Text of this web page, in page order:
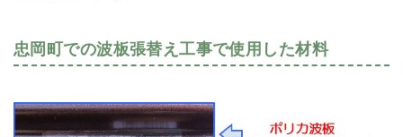
忠岡町での波板張替え工事で使用した材料